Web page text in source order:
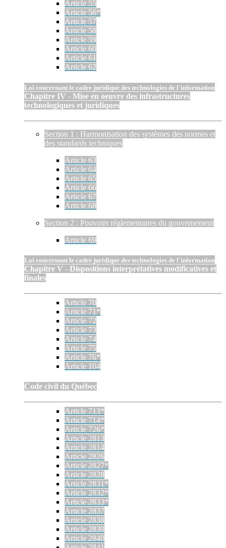
Article 55
Article 56*
Article 57
Article 58
Article 59
Article 60
Article 61
Article 62
Loi concernant le cadre juridique des technologies de l'information
Chapitre IV - Mise en oeuvre des infrastructures
technologiques et juridiques
Section 1 : Harmonisation des systèmes des normes et
des standards techniques
Article 63
Article 64
Article 65
Article 66
Article 67
Article 68
Section 2 : Pouvoirs réglementaires du gouvernement
Article 69
Loi concernant le cadre juridique des technologies de l'information
Chapitre V - Dispositions interprétatives modificatives et
finales
Article 70
Article 71*
Article 72
Article 73
Article 74
Article 75
Article 76*
Article 104
Code civil du Québec
Article 713*
Article 714*
Article 726*
Article 2813
Article 2814
Article 2826
Article 2827*
Article 2828
Article 2831*
Article 2832*
Article 2833*
Article 2837
Article 2838
Article 2839
Article 2840